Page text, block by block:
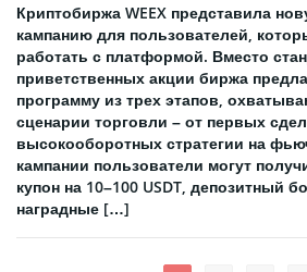
Криптобиржа WEEX представила
кампанию для пользователей,
работать с платформой. Вместо
приветственных акции биржа
программу из трех этапов,
сценарии торговли – от первых
высокооборотных стратегии на
кампании пользователи могут
купон на 10–100 USDT, депозитный
наградные […]